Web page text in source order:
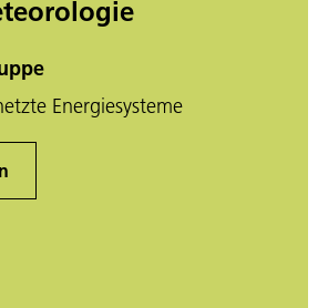
Energiesysteme